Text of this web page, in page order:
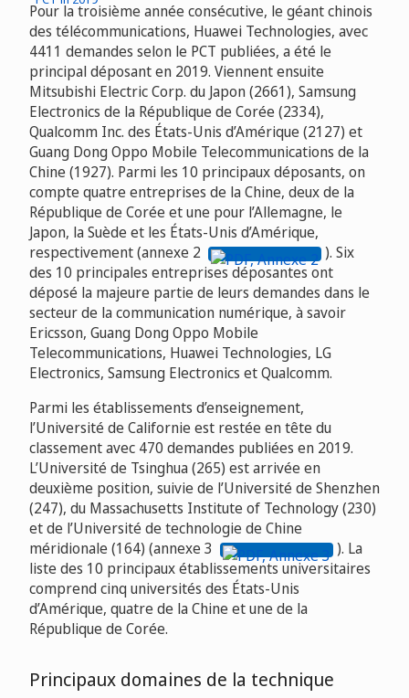
Pour la troisième année consécutive, le géant chinois
des télécommunications, Huawei Technologies, avec
4411 demandes selon le PCT publiées, a été le
principal déposant en 2019. Viennent ensuite
Mitsubishi Electric Corp. du Japon (2661), Samsung
Electronics de la République de Corée (2334),
Qualcomm Inc. des États-Unis d’Amérique (2127) et
Guang Dong Oppo Mobile Telecommunications de la
Chine (1927). Parmi les 10 principaux déposants, on
compte quatre entreprises de la Chine, deux de la
République de Corée et une pour l’Allemagne, le
Japon, la Suède et les États-Unis d’Amérique,
respectivement (annexe 2
). Six
des 10 principales entreprises déposantes ont
déposé la majeure partie de leurs demandes dans le
secteur de la communication numérique, à savoir
Ericsson, Guang Dong Oppo Mobile
Telecommunications, Huawei Technologies, LG
Electronics, Samsung Electronics et Qualcomm.
Parmi les établissements d’enseignement,
l’Université de Californie est restée en tête du
classement avec 470 demandes publiées en 2019.
L’Université de Tsinghua (265) est arrivée en
deuxième position, suivie de l’Université de Shenzhen
(247), du Massachusetts Institute of Technology (230)
et de l’Université de technologie de Chine
méridionale (164) (annexe 3
). La
liste des 10 principaux établissements universitaires
comprend cinq universités des États-Unis
d’Amérique, quatre de la Chine et une de la
République de Corée.
Principaux domaines de la technique